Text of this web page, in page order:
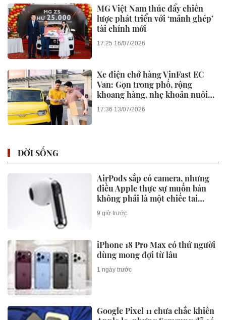
MG Việt Nam thúc đẩy chiến
lược phát triển với ‘mảnh ghép’
tài chính mới
17:25 16/07/2026
Xe điện chở hàng VinFast EC
Van: Gọn trong phố, rộng
khoang hàng, nhẹ khoản nuôi
xe
17:36 13/07/2026
ĐỜI SỐNG
AirPods sắp có camera, nhưng
điều Apple thực sự muốn bán
không phải là một chiếc tai
nghe
9 giờ trước
iPhone 18 Pro Max có thứ người
dùng mong đợi từ lâu
1 ngày trước
Google Pixel 11 chưa chắc khiến